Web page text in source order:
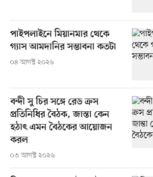
পাইপলাইনে মিয়ানমার থেকে
গ্যাস আমদানির সম্ভাবনা কতটা
০৪ আগস্ট ২০২৬
বন্দী সু চির সঙ্গে রেড ক্রস
প্রতিনিধির বৈঠক, জান্তা কেন
হঠাৎ এমন বৈঠকের আয়োজন
করল
০৩ আগস্ট ২০২৬